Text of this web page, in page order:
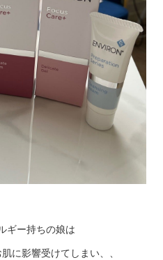
ギー持ちの娘は
に影響受けてしまい、、